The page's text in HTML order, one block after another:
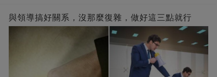
與領導搞好關系，沒那麼復雜，做好這三點就行